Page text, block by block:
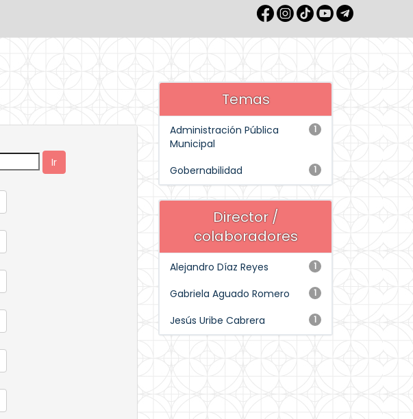
Temas
1
Administración Pública
Municipal
1
Gobernabilidad
Director /
colaboradores
1
Alejandro Díaz Reyes
1
Gabriela Aguado Romero
1
Jesús Uribe Cabrera